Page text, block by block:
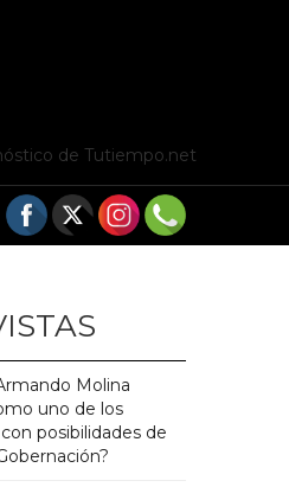
de Tutiempo.net
Molina
uno de los
posibilidades de